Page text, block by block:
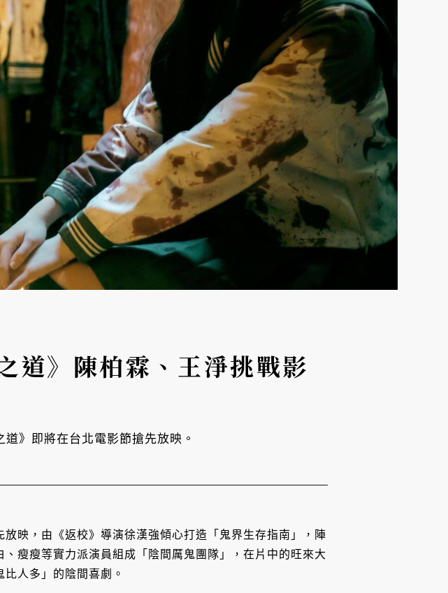
道》陳柏霖、王淨挑戰影
》即將在台北電影節搶先放映。
放映，由《返校》導演徐漢強傾心打造「鬼界生存指南」，陣
瘦瘦等實力派演員組成「陰間厲鬼團隊」，在片中的旺來大
人多」的陰間喜劇。